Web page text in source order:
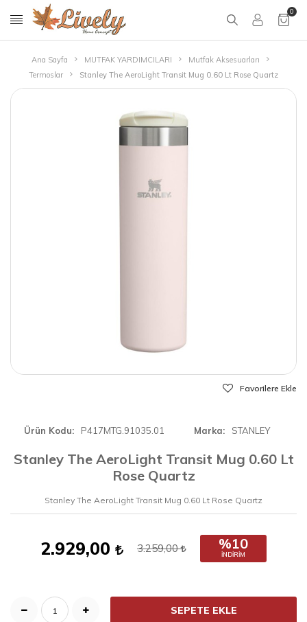
0
Ana Sayfa MUTFAK YARDIMCILARI
Mutfak Aksesuarları
Termoslar
Stanley The AeroLight Transit Mug 0.60 Lt Rose Quartz
Favorilere Ekle
Ürün Kodu P417MTG.91035.01 Marka STANLEY
Stanley The AeroLight Transit Mug 0.60 Lt
Rose Quartz
Stanley The AeroLight Transit Mug 0.60 Lt Rose Quartz
2.929,00 3.259,00 %10
İNDIRIM
SEPETE EKLE